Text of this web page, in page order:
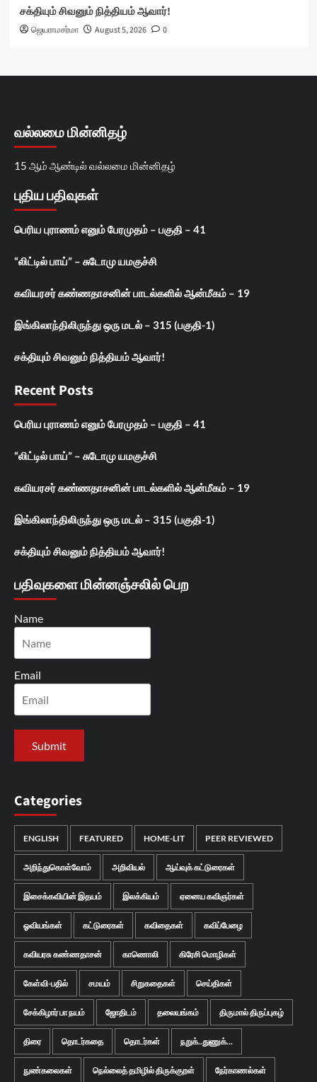
சக்தியும் சிவனும் நித்தியம் ஆவார்!
ஜெயராமசர்மா August 5, 2026 0
வல்லமை மின்னிதழ்
15 ஆம் ஆண்டில் வல்லமை மின்னிதழ்
புதிய பதிவுகள்
பெரிய புராணம் எனும் பேரமுதம் – பகுதி – 41
“லிட்டில் பாய்” – சுடோமு யமகுச்சி
கவியரசர் கண்ணதாசனின் பாடல்களில் ஆன்மீகம் – 19
இங்கிலாந்திலிருந்து ஒரு மடல் – 315 (பகுதி-1)
சக்தியும் சிவனும் நித்தியம் ஆவார்!
Recent Posts
பெரிய புராணம் எனும் பேரமுதம் – பகுதி – 41
“லிட்டில் பாய்” – சுடோமு யமகுச்சி
கவியரசர் கண்ணதாசனின் பாடல்களில் ஆன்மீகம் – 19
இங்கிலாந்திலிருந்து ஒரு மடல் – 315 (பகுதி-1)
சக்தியும் சிவனும் நித்தியம் ஆவார்!
பதிவுகளை மின்னஞ்சலில் பெற
Name
Email
Categories
ENGLISH FEATURED HOME-LIT PEER REVIEWED
அறிந்துகொள்வோம் அறிவியல் ஆய்வுக் கட்டுரைகள்
இசைக்கவியின் இதயம் இலக்கியம் ஏனைய கவிஞர்கள்
ஓவியங்கள் கட்டுரைகள் கவிதைகள் கவிப்பேழை
கவியரசு கண்ணதாசன் காணொலி கிரேசி மொழிகள்
கேள்வி-பதில் சமயம் சிறுகதைகள் செய்திகள்
சேக்கிழார் பா நயம் ஜோதிடம் தலையங்கம் திருமால் திருப்புகழ்
திரை தொடர்கதை தொடர்கள் நறுக்..துணுக்...
நுண்கலைகள் நெல்லைத் தமிழில் திருக்குறள் நேர்காணல்கள்